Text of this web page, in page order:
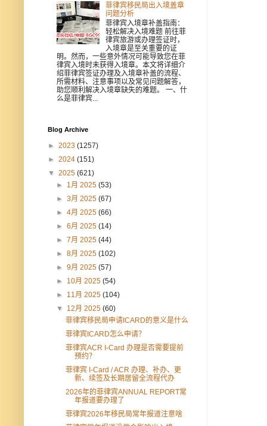
菲律宾移民局出入境盖章
问题分析
菲律宾入境章补盖指南：
轻松解决入境难题 前往菲
律宾旅游或办理签证时，
入境章是至关重要的证
明。然而，一些意外情况可能导致您在菲
律宾入境时未获得入境章。本文将详细介
绍菲律宾签证办理及入境章补盖的流程、
所需材料、注意事项以及常见问题解答，
助您顺利解决入境章缺失的难题。 一、什
么是菲律宾...
Blog Archive
► 2023 (1257)
► 2024 (151)
▼ 2025 (621)
► 1月 2025(53)
►3月 2025(67)
►4月 2025(66)
►6月 2025(14)
►7月 2025(44)
►8月 2025(102)
►9月 2025(57)
► 10月 2025(54)
► 11月 2025(104)
▼ 12月 2025(60)
菲律宾移民局申请ICARD的意义是什么
菲律宾ICARD怎么申请？
菲律宾ACR I-Card 办理是否需要提前
预约？
菲律宾 I-Card / ACR 办理、补办、更
新、续签及长期居留全流程代办
2026年的菲律宾ANNUAL REPORT常
年报道要办理了
菲律宾2026年移民局常年报道注意啥